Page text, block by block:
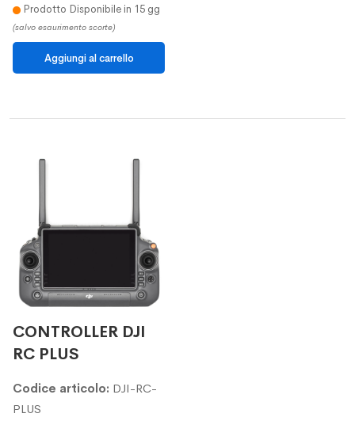
Prodotto Disponibile in 15 gg
(salvo esaurimento scorte)
CONTROLLER DJI
RC PLUS
Codice articolo: DJI-RC-
PLUS